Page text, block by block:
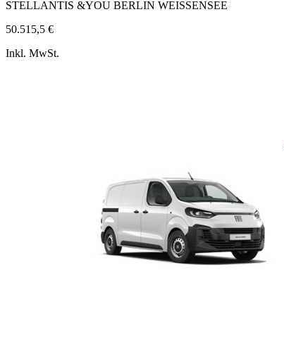
STELLANTIS &YOU BERLIN WEISSENSEE
50.515,5 €
Inkl. MwSt.